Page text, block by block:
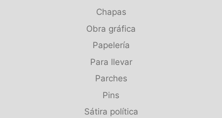
Chapas
Obra gráfica
Papelería
Para llevar
Parches
Pins
Sátira política